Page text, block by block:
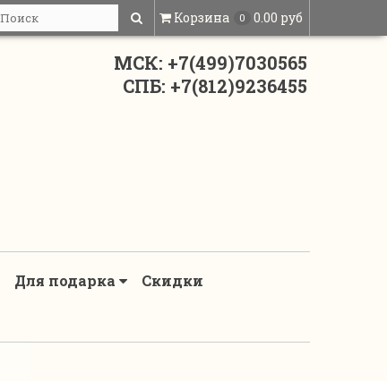
Корзина 0 0.00 руб
МСК: +7(499)7030565
СПБ: +7(812)9236455
Для подарка
Скидки